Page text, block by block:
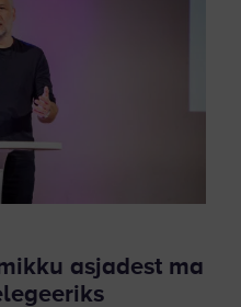
asjadest ma